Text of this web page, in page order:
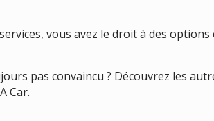
vous avez le droit à des options
pas convaincu ? Découvrez les
Car.